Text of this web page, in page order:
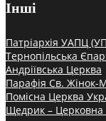
Інші
Патріархія УАПЦ
Тернопільська
Андріївська Церква
Парафія Св. Жінок-
Помісна Церква
Щедрик – Церковна